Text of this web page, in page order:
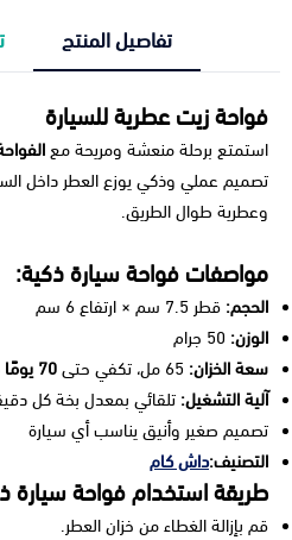
تفاصيل المنتج
فواحة زيت عطرية للسيارة
استمتع برحلة منعشة ومريحة مع
تصميم عملي وذكي يوزع العطر داخل
وعطرية طوال الطريق.
مواصفات فواحة سيارة ذكية:
الحجم: قطر 7.5 سم × ارتفاع 6 سم
الوزن:
سعة الخزان:
70 يومًا
آلية التشغيل: تلقائي بمعدل بخة كل
تصميم صغير وأنيق يناسب أي سيارة
التصنيف:داش كام
طريقة استخدام فواحة سيارة
قم بإزالة الغطاء من خزان العطر.